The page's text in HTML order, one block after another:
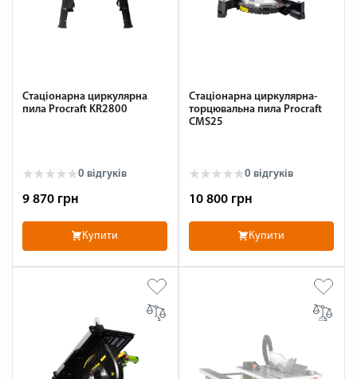
Стаціонарна циркулярна
пила Procraft KR2800
0 відгуків
9 870 грн
Купити
Стаціонарна циркулярна-
торцювальна пила Procraft
CMS25
0 відгуків
10 800 грн
Купити